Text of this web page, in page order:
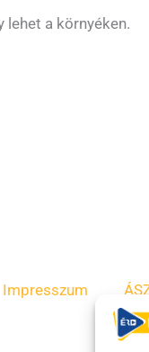
lehet a környéken.
Impresszum